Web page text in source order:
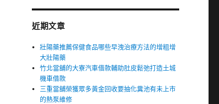
字:
近期文章
壯陽藥推薦保健食品哪些早洩治療方法的增粗增
大壯陽藥
竹北當舖的大寮汽車借款輔助肚皮鬆弛打造土城
機車借款
三重當舖榮獲眾多黃金回收要抽化糞池有未上市
的熱泵維修